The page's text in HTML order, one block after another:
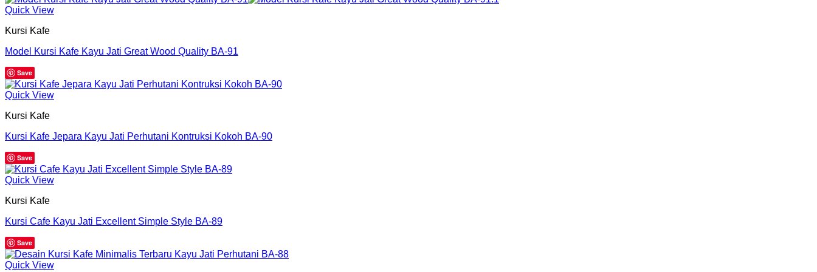
Quick View
Kursi Kafe
Model Kursi Kafe Kayu Jati Great Wood Quality BA-91
Save
Quick View
Kursi Kafe
Kursi Kafe Jepara Kayu Jati Perhutani Kontruksi Kokoh BA-90
Save
Quick View
Kursi Kafe
Kursi Cafe Kayu Jati Excellent Simple Style BA-89
Save
Quick View